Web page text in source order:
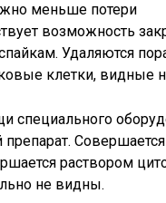
меньше потери
возможность
спайкам. Удаляются
клетки, видные
специального
препарат.
раствором
не видны.